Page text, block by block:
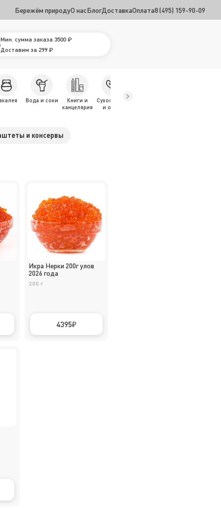
Бережём природуО насБлогДоставкаОплата8 (495) 159-90-09
Мин. сумма заказа 3500 ₽
Доставим за 299 ₽
Вода и соки
Книги и
канцелярия
Сухофрукты
и орехи
и консервы
Икра Нерки 200г улов
2026 года
200 г
4395